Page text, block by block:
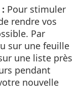
Pour stimuler
rendre vos
Par
sur une feuille
une liste près
pendant
nouvelle